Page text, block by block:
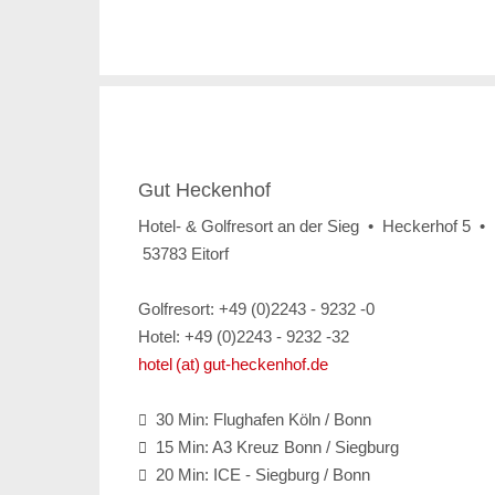
Gut Heckenhof
Hotel- & Golfresort an der Sieg • Heckerhof 5 •
53783 Eitorf
Golfresort: +49 (0)2243 - 9232 -0
Hotel: +49 (0)2243 - 9232 -32
hotel (at) gut-heckenhof.de
 30 Min: Flughafen Köln / Bonn
 15 Min: A3 Kreuz Bonn / Siegburg

20 Min: ICE - Siegburg / Bonn